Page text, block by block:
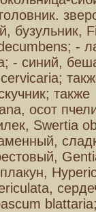
бузульник,
-
- синий,
также
осот
Swertia